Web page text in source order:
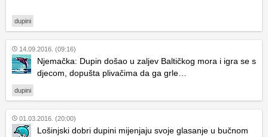
dupini
14.09.2016. (09:16)
Njemačka: Dupin došao u zaljev Baltičkog mora i igra se s
djecom, dopušta plivačima da ga grle…
dupini
01.03.2016. (20:00)
Lošinjski dobri dupini mijenjaju svoje glasanje u bučnom